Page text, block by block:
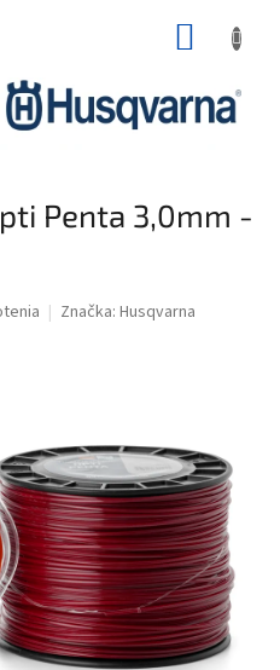
Penta 3,0mm -
z 5 hviezdičiek.
Značka: Husqvarna